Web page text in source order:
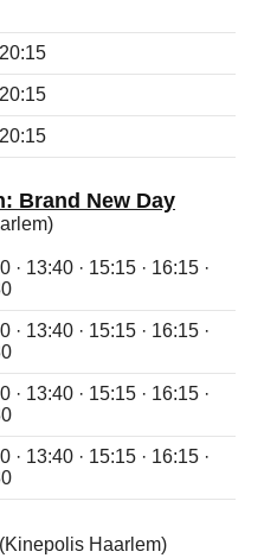
Brand New Day
· 13:40 · 15:15 · 16:15 ·
· 13:40 · 15:15 · 16:15 ·
· 13:40 · 15:15 · 16:15 ·
· 13:40 · 15:15 · 16:15 ·
(Kinepolis Haarlem)